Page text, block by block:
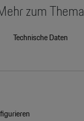
zum Thema
Technische Daten